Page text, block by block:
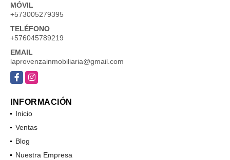
MÓVIL
+573005279395
TELÉFONO
+576045789219
EMAIL
laprovenzainmobiliaria@gmail.com
FacebookInstagram
INFORMACIÓN
Inicio
Ventas
Blog
Nuestra Empresa